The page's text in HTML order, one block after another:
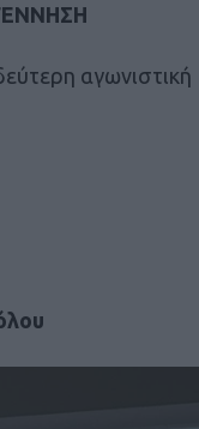
αγωνιστική